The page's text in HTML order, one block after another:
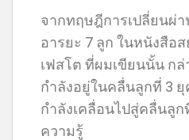
จากทฤษฎีการเปลี่ยนผ่
อารยะ 7 ลูก ในหนังสือ
เฟสโต ที่ผมเขียนนั้น ก
กำลังอยู่ในคลื่นลูกที่ 3
กำลังเคลื่อนไปสู่คลื่นลู
ความรู้